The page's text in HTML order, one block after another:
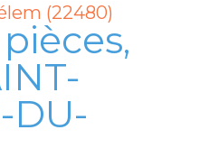
(22480)
DU-